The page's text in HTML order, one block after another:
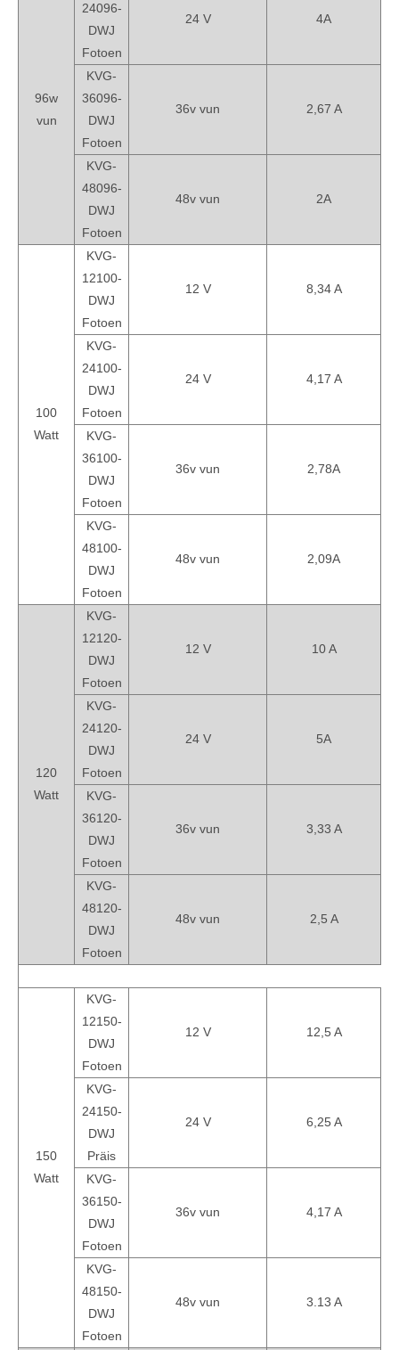
96w
vun
24096-
DWJ
Fotoen
24 V 4A
KVG-
36096-
DWJ
Fotoen
36v vun 2,67 A
KVG-
48096-
DWJ
Fotoen
48v vun 2A
100
Watt
KVG-
12100-
DWJ
Fotoen
12 V 8,34 A
KVG-
24100-
DWJ
Fotoen
24 V 4,17 A
KVG-
36100-
DWJ
Fotoen
36v vun 2,78A
KVG-
48100-
DWJ
Fotoen
48v vun 2,09A
120
Watt
KVG-
12120-
DWJ
Fotoen
12 V 10 A
KVG-
24120-
DWJ
Fotoen
24 V 5A
KVG-
36120-
DWJ
Fotoen
36v vun 3,33 A
KVG-
48120-
DWJ
Fotoen
48v vun 2,5 A
150
Watt
KVG-
12150-
DWJ
Fotoen
12 V 12,5 A
KVG-
24150-
DWJ
Präis
24 V 6,25 A
KVG-
36150-
DWJ
Fotoen
36v vun 4,17 A
KVG-
48150-
DWJ
Fotoen
48v vun 3.13 A